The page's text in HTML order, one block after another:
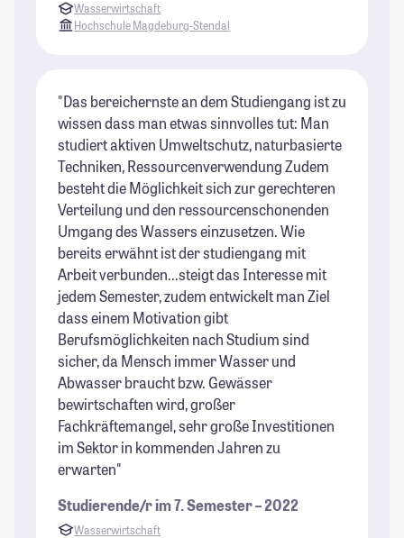
Wasserwirtschaft
Hochschule Magdeburg-Stendal
"Das bereichernste an dem Studiengang ist zu
wissen dass man etwas sinnvolles tut: Man
studiert aktiven Umweltschutz, naturbasierte
Techniken, Ressourcenverwendung Zudem
besteht die Möglichkeit sich zur gerechteren
Verteilung und den ressourcenschonenden
Umgang des Wassers einzusetzen. Wie
bereits erwähnt ist der studiengang mit
Arbeit verbunden...steigt das Interesse mit
jedem Semester, zudem entwickelt man Ziel
dass einem Motivation gibt
Berufsmöglichkeiten nach Studium sind
sicher, da Mensch immer Wasser und
Abwasser braucht bzw. Gewässer
bewirtschaften wird, großer
Fachkräftemangel, sehr große Investitionen
im Sektor in kommenden Jahren zu
erwarten"
Studierende/r im 7. Semester – 2022
Wasserwirtschaft